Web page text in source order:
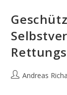
Beitrags-
Andreas